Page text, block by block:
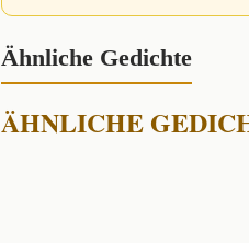
Ähnliche Gedichte
ÄHNLICHE